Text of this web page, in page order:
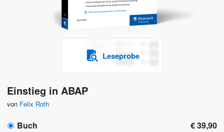
Leseprobe
Einstieg in ABAP
von Felix Roth
Buch € 39,90